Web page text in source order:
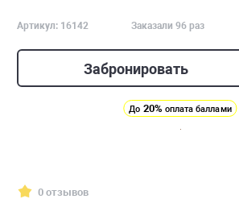
Артикул: 16142 Заказали 96 раз
Забронировать
До 20% оплата баллами
0 отзывов